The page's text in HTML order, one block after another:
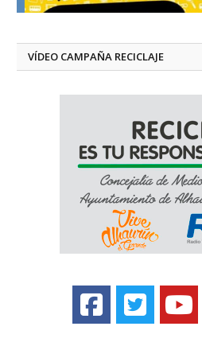
VÍDEO CAMPAÑA RECICLAJE